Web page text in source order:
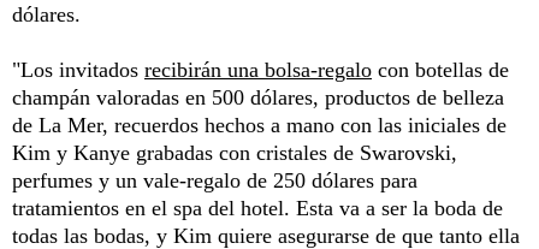
dólares.
"Los invitados recibirán una bolsa-regalo con botellas de
champán valoradas en 500 dólares, productos de belleza
de La Mer, recuerdos hechos a mano con las iniciales de
Kim y Kanye grabadas con cristales de Swarovski,
perfumes y un vale-regalo de 250 dólares para
tratamientos en el spa del hotel. Esta va a ser la boda de
todas las bodas, y Kim quiere asegurarse de que tanto ella